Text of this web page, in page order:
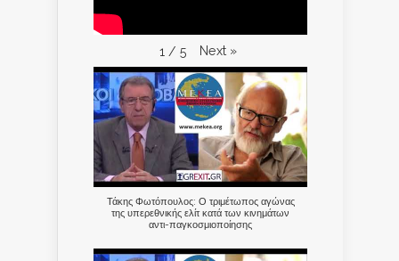
1 / 5 Next »
Τάκης Φωτόπουλος: Ο τριμέτωπος αγώνας
της υπερεθνικής ελίτ κατά των κινημάτων
αντι-παγκοσμιοποίησης